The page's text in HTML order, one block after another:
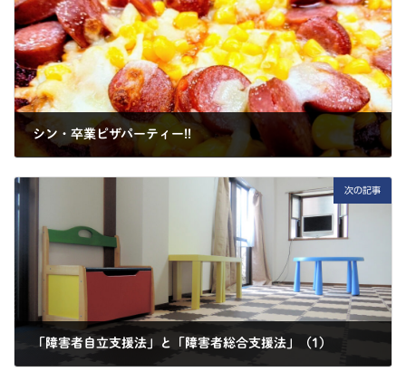
シン・卒業ピザパーティー!!
次の記事
「障害者自立支援法」と「障害者総合支援法」（1）